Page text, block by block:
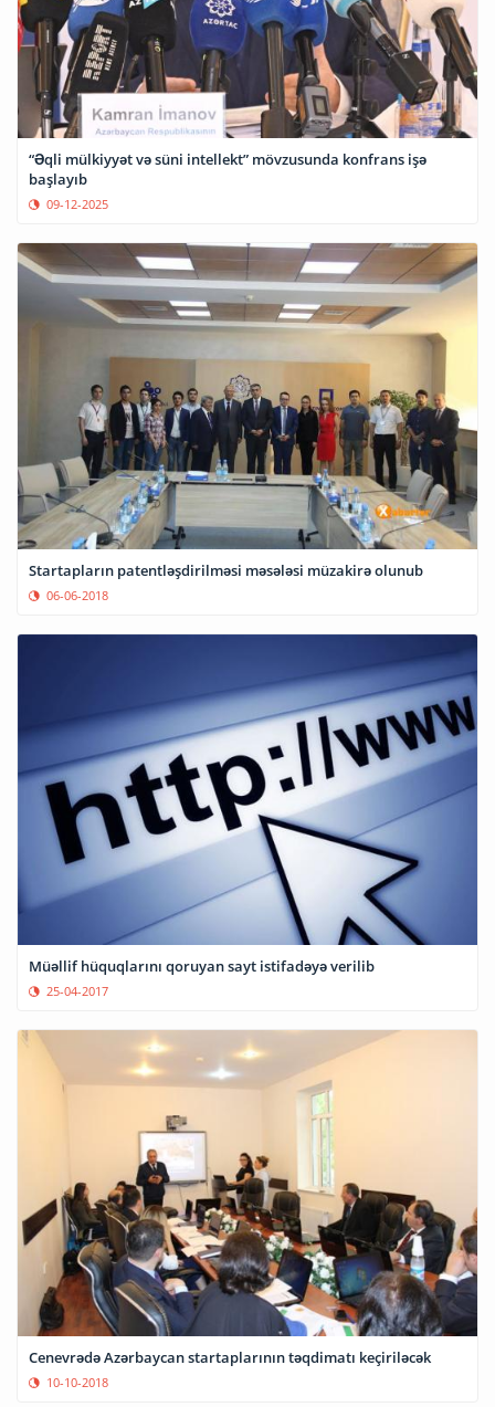
“Əqli mülkiyyət və süni intellekt” mövzusunda konfrans işə
başlayıb
09-12-2025
Startapların patentləşdirilməsi məsələsi müzakirə olunub
06-06-2018
Müəllif hüquqlarını qoruyan sayt istifadəyə verilib
25-04-2017
Cenevrədə Azərbaycan startaplarının təqdimatı keçiriləcək
10-10-2018